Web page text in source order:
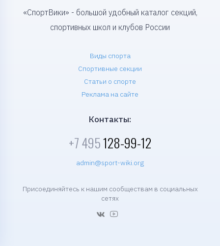
«СпортВики» - большой удобный каталог секций,
спортивных школ и клубов России
Виды спорта
Спортивные секции
Статьи о спорте
Реклама на сайте
Контакты:
+7 495128-99-12
admin@sport-wiki.org
Присоединяйтесь к нашим сообществам в социальных
сетях